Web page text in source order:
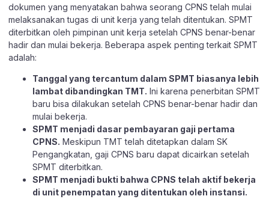
dokumen yang menyatakan bahwa seorang CPNS telah mulai
melaksanakan tugas di unit kerja yang telah ditentukan. SPMT
diterbitkan oleh pimpinan unit kerja setelah CPNS benar-benar
hadir dan mulai bekerja. Beberapa aspek penting terkait SPMT
adalah:
Tanggal yang tercantum dalam SPMT biasanya lebih
lambat dibandingkan TMT. Ini karena penerbitan SPMT
baru bisa dilakukan setelah CPNS benar-benar hadir dan
mulai bekerja.
SPMT menjadi dasar pembayaran gaji pertama
CPNS. Meskipun TMT telah ditetapkan dalam SK
Pengangkatan, gaji CPNS baru dapat dicairkan setelah
SPMT diterbitkan.
SPMT menjadi bukti bahwa CPNS telah aktif bekerja
di unit penempatan yang ditentukan oleh instansi.